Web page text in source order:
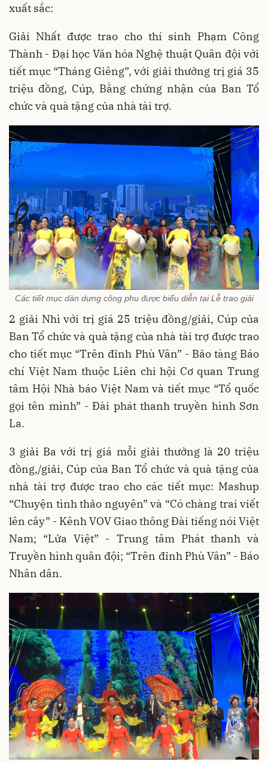
xuất sắc:
Giải Nhất được trao cho thí sinh Phạm Công
Thành - Đại học Văn hóa Nghệ thuật Quân đội với
tiết mục “Tháng Giêng”, với giải thưởng trị giá 35
triệu đồng, Cúp, Bằng chứng nhận của Ban Tổ
chức và quà tặng của nhà tài trợ.
Các tiết mục dàn dựng công phu được biểu diễn tại Lễ trao giải
2 giải Nhì với trị giá 25 triệu đồng/giải, Cúp của
Ban Tổ chức và quà tặng của nhà tài trợ được trao
cho tiết mục “Trên đỉnh Phù Vân” - Bảo tàng Báo
chí Việt Nam thuộc Liên chi hội Cơ quan Trung
tâm Hội Nhà báo Việt Nam và tiết mục “Tổ quốc
gọi tên mình” - Đài phát thanh truyền hình Sơn
La.
3 giải Ba với trị giá mỗi giải thưởng là 20 triệu
đồng,/giải, Cúp của Ban Tổ chức và quà tặng của
nhà tài trợ được trao cho các tiết mục: Mashup
“Chuyện tình thảo nguyên” và “Có chàng trai viết
lên cây” - Kênh VOV Giao thông Đài tiếng nói Việt
Nam; “Lửa Việt” - Trung tâm Phát thanh và
Truyền hình quân đội; “Trên đỉnh Phù Vân” - Báo
Nhân dân.